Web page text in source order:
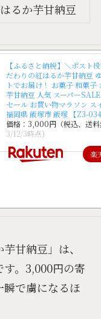
るか芋甘納豆
【ふるさと納税】＼ポスト
だわりの紅はるか芋甘納豆
トでお届け！ お菓子 和菓子
芋甘納豆 人気 スーパー
セール お買い物マラソン ス
福岡県 飯塚市 飯塚 【Z3-
価格：3,000円（税込、送
3/12/3時点)
楽
甘納豆」は、
。3,000円の寄
で虜になるほ